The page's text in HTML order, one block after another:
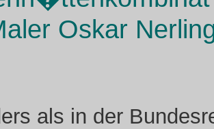
Oskar
als in der